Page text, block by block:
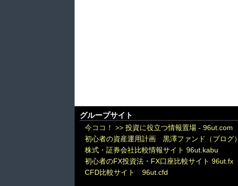
グループサイト
今ココ！ >> 投資に役立つ情報置場 - 96ut.com
初心者の資産運用計画 黒澤ファンド（ブログ）
株式・証券会社比較情報サイト 96ut.kabu
初心者のFX投資法・FX口座比較サイト 96ut.fx
CFD比較サイト 96ut.cfd